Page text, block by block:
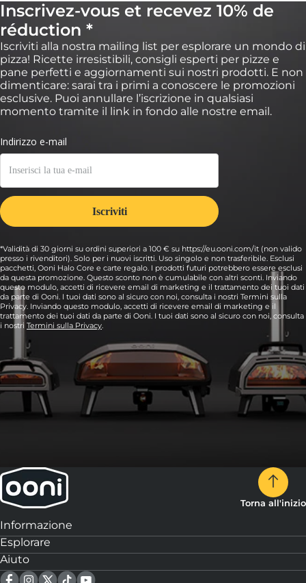
Inscrivez-vous et recevez 10% de
réduction *
Iscriviti alla nostra mailing list per esplorare un mondo di
pizza! Ricette irresistibili, consigli esperti per pizze e
pane perfetti e aggiornamenti sui nostri prodotti. E non
dimenticare: sarai tra i primi a conoscere le promozioni
esclusive. Puoi annullare l’iscrizione in qualsiasi
momento tramite il link in fondo alle nostre email.
*Validità di 30 giorni su ordini superiori a 100 € su https://eu.ooni.com/it (non valido
presso i rivenditori). Solo per i nuovi iscritti. Uso singolo e non trasferibile. Esclusi
pacchetti, Ooni Halo Core e carte regalo. I prodotti futuri potrebbero essere esclusi
da questa promozione. Questo sconto non è cumulabile con altri sconti. Inviando
questo modulo, accetti di ricevere email di marketing e il trattamento dei tuoi dati
da parte di Ooni. I tuoi dati sono al sicuro con noi, consulta i nostri Termini sulla
Privacy. Inviando questo modulo, accetti di ricevere email di marketing e il
trattamento dei tuoi dati da parte di Ooni. I tuoi dati sono al sicuro con noi, consulta
i nostri Termini sulla Privacy.
Torna all'inizio
Informazione
Esplorare
Aiuto